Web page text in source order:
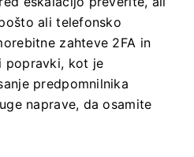
ali telefonsko
zahteve 2FA in
popravki, kot je
predpomnilnika
naprave, da osamite